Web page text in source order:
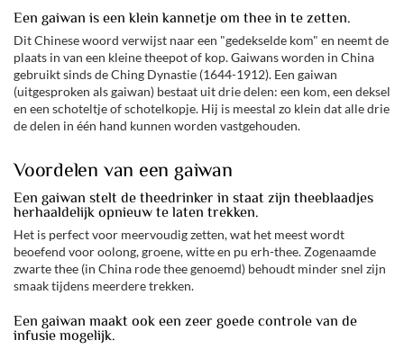
Een gaiwan is een klein kannetje om thee in te zetten.
Dit Chinese woord verwijst naar een "gedekselde kom" en neemt de
plaats in van een kleine theepot of kop. Gaiwans worden in China
gebruikt sinds de Ching Dynastie (1644-1912). Een gaiwan
(uitgesproken als gaiwan) bestaat uit drie delen: een kom, een deksel
en een schoteltje of schotelkopje. Hij is meestal zo klein dat alle drie
de delen in één hand kunnen worden vastgehouden.
Voordelen van een gaiwan
Een gaiwan stelt de theedrinker in staat zijn theeblaadjes
herhaaldelijk opnieuw te laten trekken.
Het is perfect voor meervoudig zetten, wat het meest wordt
beoefend voor oolong, groene, witte en pu erh-thee. Zogenaamde
zwarte thee (in China rode thee genoemd) behoudt minder snel zijn
smaak tijdens meerdere trekken.
Een gaiwan maakt ook een zeer goede controle van de
infusie mogelijk.